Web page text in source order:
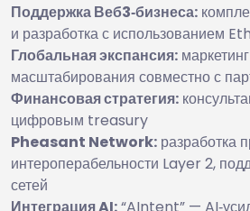
Поддержка Веб3‑бизнеса:
и разработка с использованием
Глобальная экспансия:
масштабирования совместно с
Финансовая стратегия:
цифровым treasury
Pheasant Network: разработка
интероперабельности Layer 2,
сетей
Интеграция AI:“AIntent” —